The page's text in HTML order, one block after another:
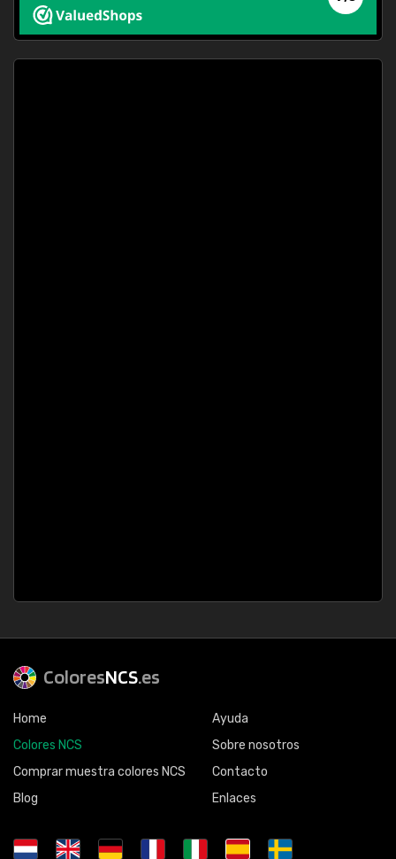
ColoresNCS.es
Home
Colores NCS
Comprar muestra colores NCS
Blog
Ayuda
Sobre nosotros
Contacto
Enlaces